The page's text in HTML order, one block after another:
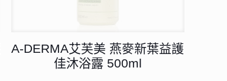
A-DERMA艾芙美 燕麥新葉益護
佳沐浴露 500ml